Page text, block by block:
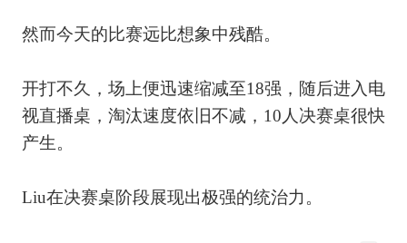
然而今天的比赛远比想象中残酷。
开打不久，场上便迅速缩减至18强，随后进入电
视直播桌，淘汰速度依旧不减，10人决赛桌很快
产生。
Liu在决赛桌阶段展现出极强的统治力。